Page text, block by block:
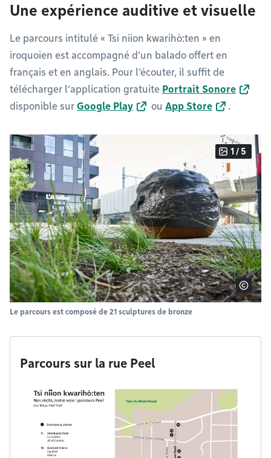
Une expérience auditive et visuelle
Le parcours intitulé « Tsi niion kwarihò:ten » en
iroquoien est accompagné d’un balado offert en
français et en anglais. Pour l’écouter, il suffit de
télécharger l’application gratuite Portrait Sonore
disponible sur Google Play ou App Store .
1 / 5
Le parcours est composé de 21 sculptures de bronze
Parcours sur la rue Peel